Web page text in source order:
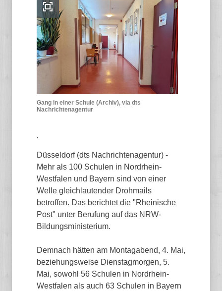
Gang in einer Schule (Archiv), via dts
Nachrichtenagentur
.
Düsseldorf (dts Nachrichtenagentur) -
Mehr als 100 Schulen in Nordrhein-
Westfalen und Bayern sind von einer
Welle gleichlautender Drohmails
betroffen. Das berichtet die "Rheinische
Post" unter Berufung auf das NRW-
Bildungsministerium.
Demnach hätten am Montagabend, 4. Mai,
beziehungsweise Dienstagmorgen, 5.
Mai, sowohl 56 Schulen in Nordrhein-
Westfalen als auch 63 Schulen in Bayern